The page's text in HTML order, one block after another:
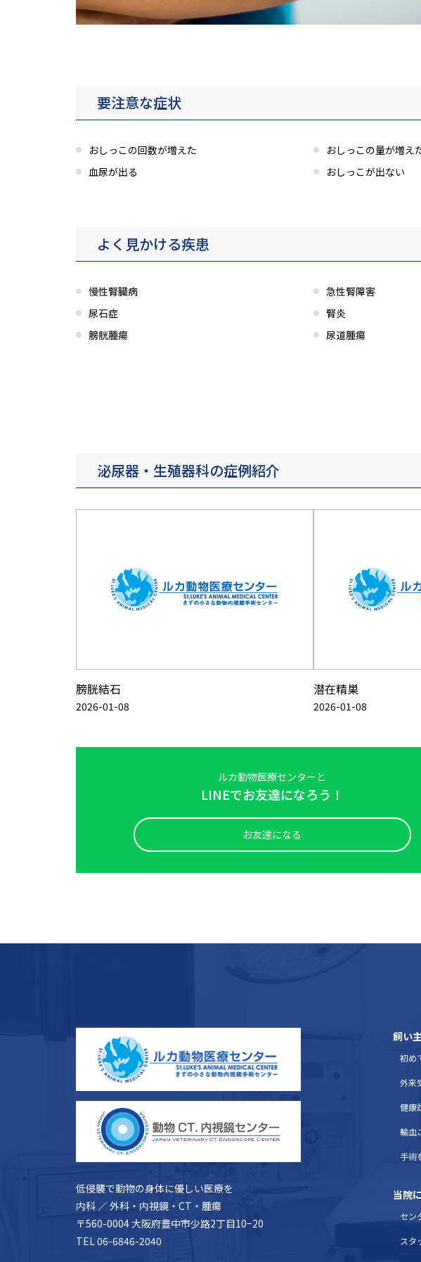
要注意な症状
おしっこの回数が増えた おしっこの量が増え
血尿が出る
おしっこが出ない
よく見かける疾患
慢性腎臓病 急性腎障害
尿石症
腎炎
膀胱腫瘍
尿道腫瘍
泌尿器・生殖器科の症例紹介
膀胱結石
2026-01-08
潜在精巣
2026-01-08
ルカ動物医療センターと
LINEでお友達になろう！
お友達になる
低侵襲で動物の身体に優しい医療を
内科 ／ 外科・内視鏡・CT・腫瘍
〒560-0004 大阪府豊中市少路2丁目10−20
TEL 06-6846-2040
飼い
初め
外来
健康
輸血
手術
当院
セン
スタ